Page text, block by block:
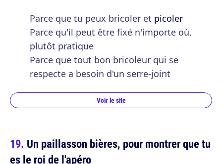
Parce que tu peux bricoler et picoler
Parce qu'il peut être fixé n'importe où,
plutôt pratique
Parce que tout bon bricoleur qui se
respecte a besoin d'un serre-joint
Voir le site
Un paillasson bières, pour montrer que tu
es le roi de l'apéro